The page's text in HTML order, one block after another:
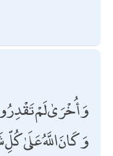
وَأُخْرَىٰ لَمْ تَقْدِرُوا
وَكَانَ اللَّهُ عَلَىٰ